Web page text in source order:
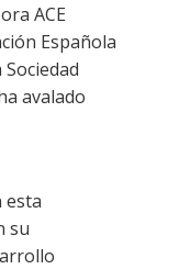
ACE
Española
Sociedad
avalado
esta
su